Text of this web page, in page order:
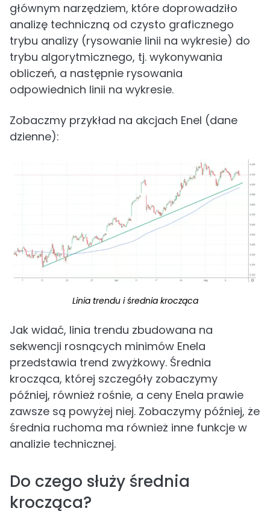
głównym narzędziem, które doprowadziło
analizę techniczną od czysto graficznego
trybu analizy (rysowanie linii na wykresie) do
trybu algorytmicznego, tj. wykonywania
obliczeń, a następnie rysowania
odpowiednich linii na wykresie.
Zobaczmy przykład na akcjach Enel (dane
dzienne):
Linia trendu i średnia krocząca
Jak widać, linia trendu zbudowana na
sekwencji rosnących minimów Enela
przedstawia trend zwyżkowy. Średnia
krocząca, której szczegóły zobaczymy
później, również rośnie, a ceny Enela prawie
zawsze są powyżej niej. Zobaczymy później, że
średnia ruchoma ma również inne funkcje w
analizie technicznej.
Do czego służy średnia
krocząca?